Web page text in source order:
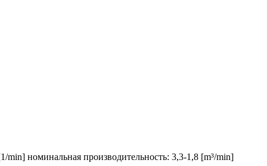
номинальная производительность: 3,3-1,8 [m³/min]